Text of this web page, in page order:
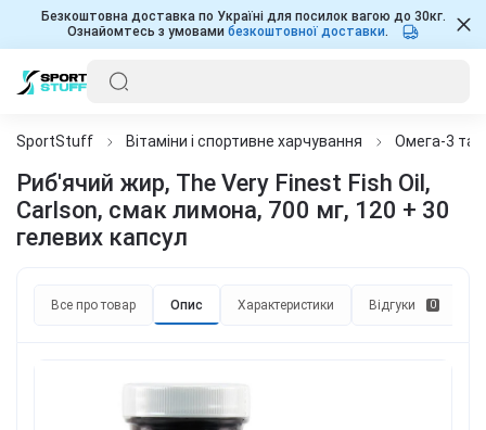
Безкоштовна доставка по Україні для посилок вагою до 30кг.
Ознайомтесь з умовами безкоштовної доставки.
SportStuff Вітаміни і спортивне харчування Омега-3 та
Риб'ячий жир, The Very Finest Fish Oil,
Carlson, смак лимона, 700 мг, 120 + 30
гелевих капсул
Все про товар Опис Характеристики Відгуки 0